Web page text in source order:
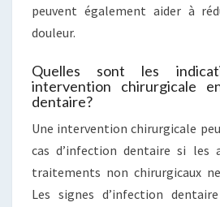
peuvent également aider à
douleur.
Quelles sont les
intervention chirurgicale
dentaire?
Une intervention chirurgicale
cas d’infection dentaire si les
traitements non chirurgicaux
Les signes d’infection